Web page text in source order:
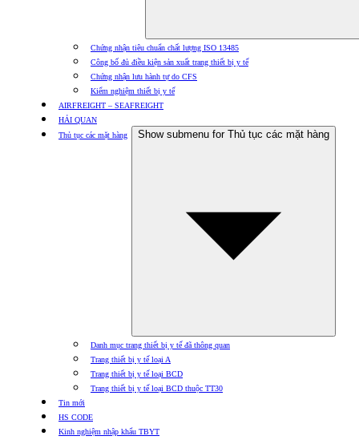
Chứng nhận tiêu chuẩn chất lượng ISO 13485
Công bố đủ điều kiện sản xuất trang thiết bị y tế
Chứng nhận lưu hành tự do CFS
Kiểm nghiệm thiết bị y tế
AIRFREIGHT – SEAFREIGHT
HẢI QUAN
Thủ tục các mặt hàng
Show submenu for Thủ tục các mặt hàng
Danh mục trang thiết bị y tế đã thông quan
Trang thiết bị y tế loại A
Trang thiết bị y tế loại BCD
Trang thiết bị y tế loại BCD thuộc TT30
Tin mới
HS CODE
Kinh nghiệm nhập khẩu TBYT